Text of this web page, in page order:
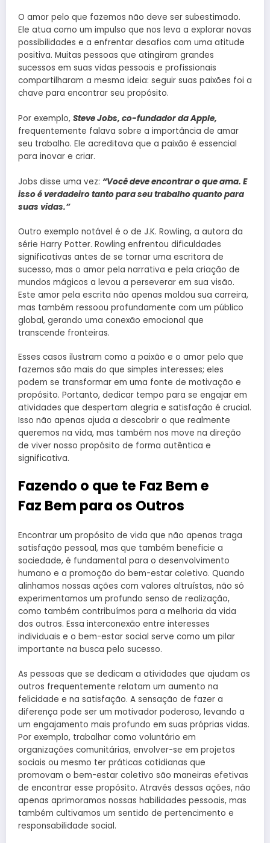
O amor pelo que fazemos não deve ser subestimado.
Ele atua como um impulso que nos leva a explorar novas
possibilidades e a enfrentar desafios com uma atitude
positiva. Muitas pessoas que atingiram grandes
sucessos em suas vidas pessoais e profissionais
compartilharam a mesma ideia: seguir suas paixões foi a
chave para encontrar seu propósito.
Por exemplo, Steve Jobs, co-fundador da Apple,
frequentemente falava sobre a importância de amar
seu trabalho. Ele acreditava que a paixão é essencial
para inovar e criar.
Jobs disse uma vez: “Você deve encontrar o que ama. E
isso é verdadeiro tanto para seu trabalho quanto para
suas vidas.”
Outro exemplo notável é o de J.K. Rowling, a autora da
série Harry Potter. Rowling enfrentou dificuldades
significativas antes de se tornar uma escritora de
sucesso, mas o amor pela narrativa e pela criação de
mundos mágicos a levou a perseverar em sua visão.
Este amor pela escrita não apenas moldou sua carreira,
mas também ressoou profundamente com um público
global, gerando uma conexão emocional que
transcende fronteiras.
Esses casos ilustram como a paixão e o amor pelo que
fazemos são mais do que simples interesses; eles
podem se transformar em uma fonte de motivação e
propósito. Portanto, dedicar tempo para se engajar em
atividades que despertam alegria e satisfação é crucial.
Isso não apenas ajuda a descobrir o que realmente
queremos na vida, mas também nos move na direção
de viver nosso propósito de forma autêntica e
significativa.
Fazendo o que te Faz Bem e
Faz Bem para os Outros
Encontrar um propósito de vida que não apenas traga
satisfação pessoal, mas que também beneficie a
sociedade, é fundamental para o desenvolvimento
humano e a promoção do bem-estar coletivo. Quando
alinhamos nossas ações com valores altruístas, não só
experimentamos um profundo senso de realização,
como também contribuímos para a melhoria da vida
dos outros. Essa interconexão entre interesses
individuais e o bem-estar social serve como um pilar
importante na busca pelo sucesso.
As pessoas que se dedicam a atividades que ajudam os
outros frequentemente relatam um aumento na
felicidade e na satisfação. A sensação de fazer a
diferença pode ser um motivador poderoso, levando a
um engajamento mais profundo em suas próprias vidas.
Por exemplo, trabalhar como voluntário em
organizações comunitárias, envolver-se em projetos
sociais ou mesmo ter práticas cotidianas que
promovam o bem-estar coletivo são maneiras efetivas
de encontrar esse propósito. Através dessas ações, não
apenas aprimoramos nossas habilidades pessoais, mas
também cultivamos um sentido de pertencimento e
responsabilidade social.